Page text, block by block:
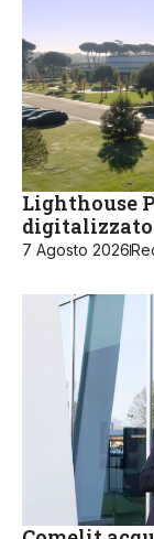
Lighthouse
7 Agosto 2026